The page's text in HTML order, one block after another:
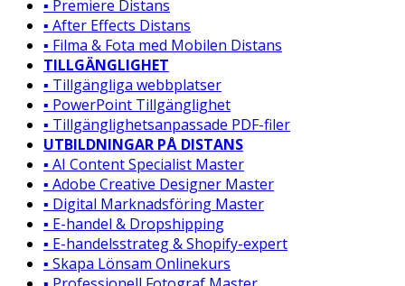
▪️ Premiere Distans
▪️ After Effects Distans
▪️ Filma & Fota med Mobilen Distans
TILLGÄNGLIGHET
▪️ Tillgängliga webbplatser
▪️ PowerPoint Tillgänglighet
▪️ Tillgänglighetsanpassade PDF-filer
UTBILDNINGAR PÅ DISTANS
▪️ AI Content Specialist Master
▪️ Adobe Creative Designer Master
▪️ Digital Marknadsföring Master
▪️ E-handel & Dropshipping
▪️ E-handelsstrateg & Shopify-expert
▪️ Skapa Lönsam Onlinekurs